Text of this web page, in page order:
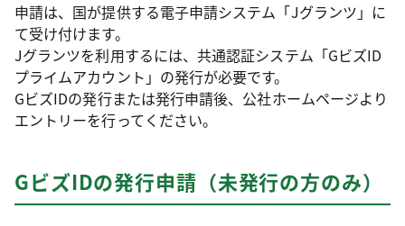
申請は、国が提供する電子申請システム「Jグランツ」に
て受け付けます。
Jグランツを利用するには、共通認証システム「GビズID
プライムアカウント」の発行が必要です。
GビズIDの発行または発行申請後、公社ホームページより
エントリーを行ってください。
GビズIDの発行申請（未発行の方のみ）